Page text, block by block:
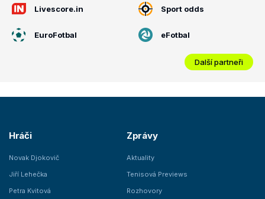
Livescore.in Sport odds
EuroFotbal eFotbal
Další partneři
Hráči
Novak Djokovič
Jiří Lehečka
Petra Kvitová
Zprávy
Aktuality
Tenisová Previews
Rozhovory